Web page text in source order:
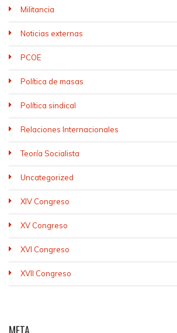
Militancia
Noticias externas
PCOE
Política de masas
Política sindical
Relaciones Internacionales
Teoría Socialista
Uncategorized
XIV Congreso
XV Congreso
XVI Congreso
XVII Congreso